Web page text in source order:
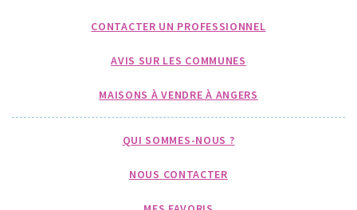
CONTACTER UN PROFESSIONNEL
AVIS SUR LES COMMUNES
MAISONS À VENDRE À ANGERS
QUI SOMMES-NOUS ?
NOUS CONTACTER